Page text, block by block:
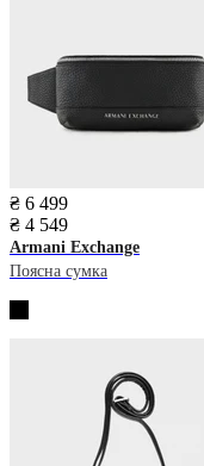
₴ 6 499
₴ 4 549
Armani Exchange
Поясна сумка